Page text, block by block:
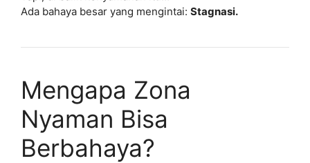
Ada bahaya besar yang mengintai: Stagnasi.
Mengapa Zona
Nyaman Bisa
Berbahaya?